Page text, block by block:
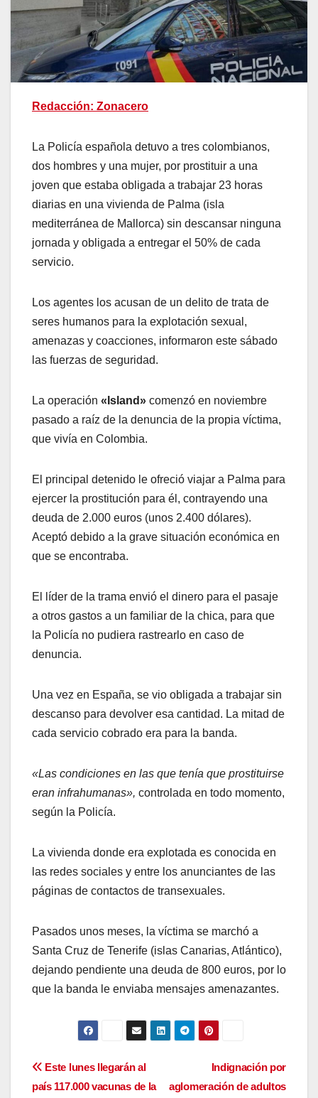
Redacción: Zonacero
La Policía española detuvo a tres colombianos,
dos hombres y una mujer, por prostituir a una
joven que estaba obligada a trabajar 23 horas
diarias en una vivienda de Palma (isla
mediterránea de Mallorca) sin descansar ninguna
jornada y obligada a entregar el 50% de cada
servicio.
Los agentes los acusan de un delito de trata de
seres humanos para la explotación sexual,
amenazas y coacciones, informaron este sábado
las fuerzas de seguridad.
La operación «Island» comenzó en noviembre
pasado a raíz de la denuncia de la propia víctima,
que vivía en Colombia.
El principal detenido le ofreció viajar a Palma para
ejercer la prostitución para él, contrayendo una
deuda de 2.000 euros (unos 2.400 dólares).
Aceptó debido a la grave situación económica en
que se encontraba.
El líder de la trama envió el dinero para el pasaje
a otros gastos a un familiar de la chica, para que
la Policía no pudiera rastrearlo en caso de
denuncia.
Una vez en España, se vio obligada a trabajar sin
descanso para devolver esa cantidad. La mitad de
cada servicio cobrado era para la banda.
«Las condiciones en las que tenía que prostituirse
eran infrahumanas», controlada en todo momento,
según la Policía.
La vivienda donde era explotada es conocida en
las redes sociales y entre los anunciantes de las
páginas de contactos de transexuales.
Pasados unos meses, la víctima se marchó a
Santa Cruz de Tenerife (islas Canarias, Atlántico),
dejando pendiente una deuda de 800 euros, por lo
que la banda le enviaba mensajes amenazantes.
Navegación
Indignación por
aglomeración de adultos
Este lunes llegarán al
país 117.000 vacunas de la